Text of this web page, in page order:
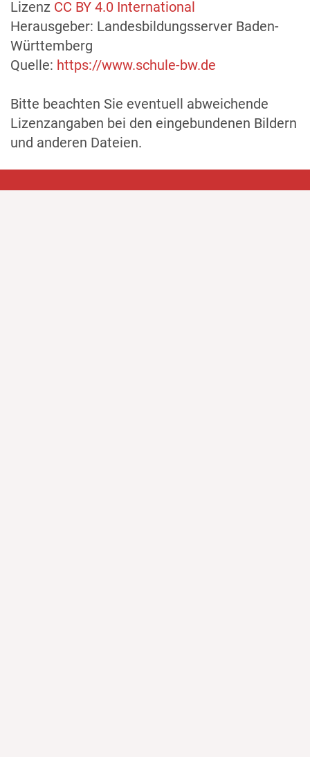
Lizenz CC BY 4.0 International
Herausgeber: Landesbildungsserver Baden-
Württemberg
Quelle: https://www.schule-bw.de
Bitte beachten Sie eventuell abweichende
Lizenzangaben bei den eingebundenen Bildern
und anderen Dateien.